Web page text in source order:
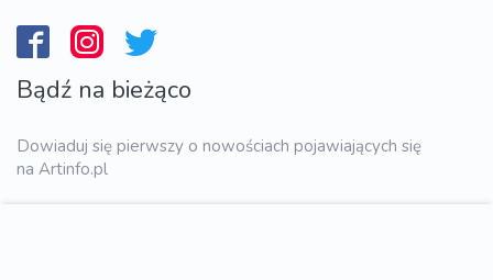
Bądź na bieżąco
Dowiaduj się pierwszy o nowościach pojawiających się
na Artinfo.pl